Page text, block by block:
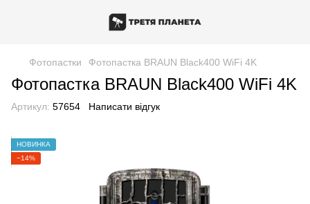
Фотопастки Фотопастка BRAUN Black400 WiFi 4K
Фотопастка BRAUN Black400 WiFi 4K
Артикул: 57654 Написати відгук
НОВИНКА
−14%